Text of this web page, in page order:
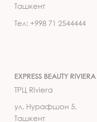
Ташкент
Тел: +998 71 2544444
EXPRESS BEAUTY RIVIERA
ТРЦ Riviera
ул. Нурафшон 5,
Ташкент